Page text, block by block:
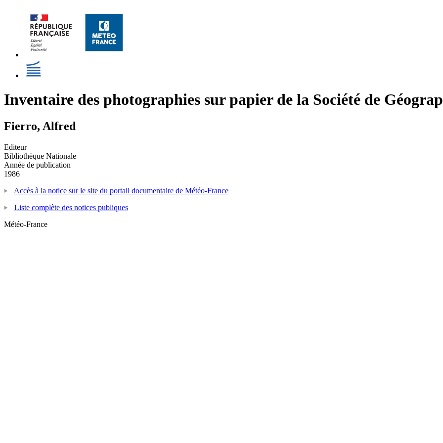
Inventaire des photographies sur papier de la Société de
Fierro, Alfred
Editeur
Bibliothèque Nationale
Année de publication
1986
Accès à la notice sur le site du portail documentaire de Météo-France
Liste complète des notices publiques
Météo-France